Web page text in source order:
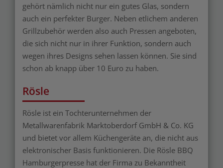
gehört nämlich nicht nur ein gutes Glas, sondern
auch ein perfekter Burger. Neben etlichem anderen
Grillzubehör werden also auch Pressen angeboten,
die sich nicht nur in ihrer Funktion, sondern auch
wegen ihres Designs sehen lassen können. Sie sind
schon ab knapp über 10 Euro zu haben.
Rösle
Rösle ist ein Tochterunternehmen der
Metallwarenfabrik Marktoberdorf GmbH & Co. KG
und bietet vor allem Küchengeräte an, die nicht aus
elektronischer Basis funktionieren. Die Rösle BBQ
Hamburgerpresse hat der Firma zu Bekanntheit